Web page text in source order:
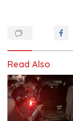
Read Also